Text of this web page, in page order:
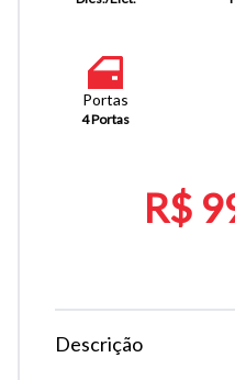
Portas
4 Portas
R$
Descrição